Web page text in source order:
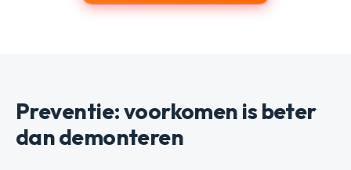
Preventie: voorkomen is beter
dan demonteren